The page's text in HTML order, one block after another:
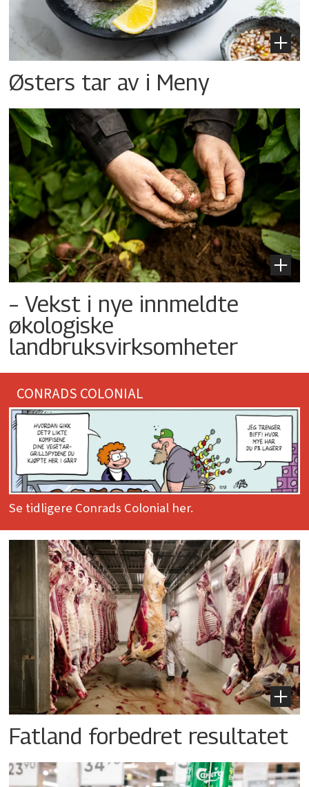
Østers tar av i Meny
– Vekst i nye innmeldte
økologiske
landbruksvirksomheter
CONRADS COLONIAL
Se tidligere Conrads Colonial her.
Fatland forbedret resultatet